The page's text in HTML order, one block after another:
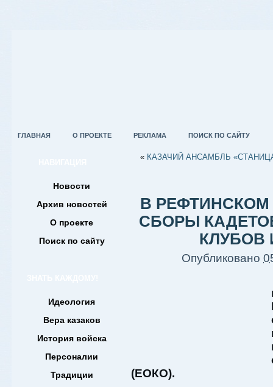
ГЛАВНАЯ О ПРОЕКТЕ РЕКЛАМА ПОИСК ПО САЙТУ
Новости
Архив новостей
О проекте
Поиск по сайту
Идеология
Вера казаков
История войска
Персоналии
Традиции
« КАЗАЧИЙ АНСАМБЛЬ
В
СБОРЫ
КЛУБОВ
Опубликовано
(ЕОКО).